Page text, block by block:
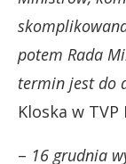
potem Rada
termin jest do
Kloska w TVP
– 16 grudnia